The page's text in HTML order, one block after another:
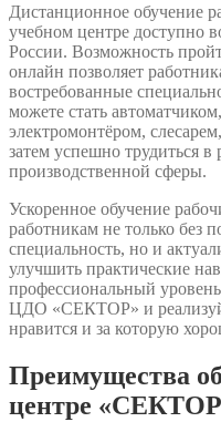
Дистанционное обучение
учебном центре доступно
России. Возможность
онлайн позволяет
востребованные
можете стать
электромонтёром,
затем успешно трудиться в
производственной сферы.
Ускоренное обучение
работникам не только без
специальность, но и
улучшить практические
профессиональный
ЦДО «СЕКТОР» и
нравится и за которую
Преимущества
центре